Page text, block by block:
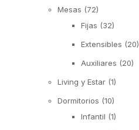
Mesas (72)
Fijas (32)
Extensibles (20)
Auxiliares (20)
Living y Estar (1)
Dormitorios (10)
Infantil (1)